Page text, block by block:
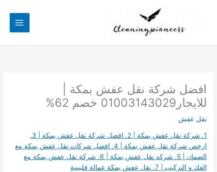
افضل شركة نقل عفش بمكة |
للايجار01003143029 خصم 62%
نقل عفش
1. شركة نقل عفش بمكة | 2. افضل شركة نقل عفش بمكة | 3.
ارخص شركة نقل عفش بمكة | 4. افضل شركات نقل عفش بمكة مع
الضمان | 5. شركه نقل عفش بمكة | 6. شركة نقل عفش بمكة مع
الفك و التركيب | 7. نقل عفش بمكة عمالة فلبينية